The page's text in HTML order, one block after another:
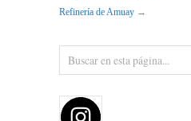
Refinería de Amuay →